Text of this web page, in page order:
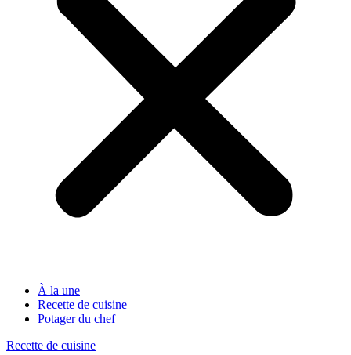
À la une
Recette de cuisine
Potager du chef
Recette de cuisine